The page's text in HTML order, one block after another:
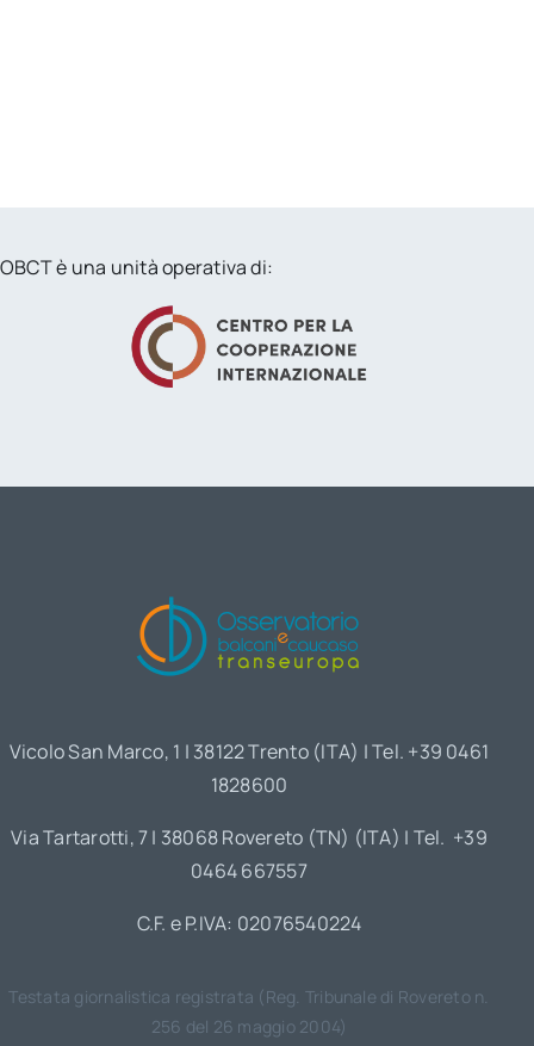
OBCT è una unità operativa di:
Vicolo San Marco, 1 | 38122 Trento (ITA) | Tel. +39 0461
1828600
Via Tartarotti, 7 | 38068 Rovereto (TN) (ITA) | Tel. +39
0464 667557
C.F. e P.IVA: 02076540224
Testata giornalistica registrata (Reg. Tribunale di Rovereto n.
256 del 26 maggio 2004)